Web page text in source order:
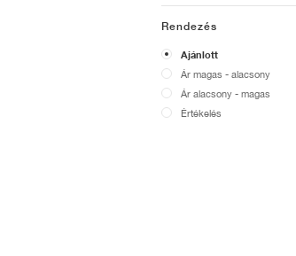
Rendezés
Ajánlott
Ár magas - alacsony
Ár alacsony - magas
Értékelés